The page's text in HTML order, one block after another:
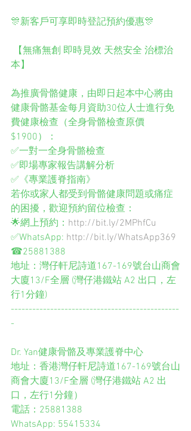
🎊新客戶可享即時登記預約優惠🎊
本】
為推廣骨骼健康，由即日起本中心將由
健康骨骼基金每月資助30位人士進行免
費健康檢查（全身骨骼檢查原價
$1900）：
✅一對一全身骨骼檢查
✅即場專家報告講解分析
✅《專業護脊指南》
若你或家人都受到骨骼健康問題或痛症
的困擾，歡迎預約留位檢查：
🌟網上預約： http://bit.ly/2MPhfCu
✅WhatsApp: http://bit.ly/WhatsApp369
☎25881388
地址：灣仔軒尼詩道167-169號台山商會
大廈13/F全層 (灣仔港鐵站 A2 出口，左
行1分鐘)
-----------------------------------------------
-
Dr. Yan健康骨骼及專業護脊中心
地址：香港灣仔軒尼詩道167-169號台山
商會大廈13/F全層 (灣仔港鐵站 A2 出
口，左行1分鐘）
電話：25881388
WhatsApp: 55415334